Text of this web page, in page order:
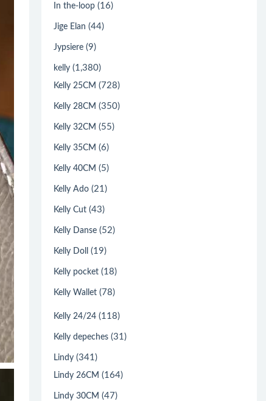
In the-loop (16)
Jige Elan (44)
Jypsiere (9)
kelly (1,380)
Kelly 25CM (728)
Kelly 28CM (350)
Kelly 32CM (55)
Kelly 35CM (6)
Kelly 40CM (5)
Kelly Ado (21)
Kelly Cut (43)
Kelly Danse (52)
Kelly Doll (19)
Kelly pocket (18)
Kelly Wallet (78)
Kelly 24/24 (118)
Kelly depeches (31)
Lindy (341)
Lindy 26CM (164)
Lindy 30CM (47)